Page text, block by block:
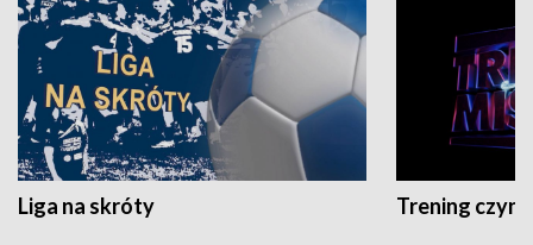
Liga na skróty Trening czyni